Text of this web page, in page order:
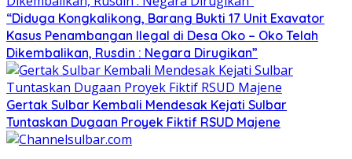
“Diduga Kongkalikong, Barang Bukti 17 Unit Exavator
Kasus Penambangan Ilegal di Desa Oko – Oko Telah
Dikembalikan, Rusdin : Negara Dirugikan”
Gertak Sulbar Kembali Mendesak Kejati Sulbar
Tuntaskan Dugaan Proyek Fiktif RSUD Majene